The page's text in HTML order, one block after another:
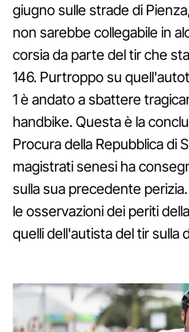
giugno sulle strade di
non sarebbe collegabile in
corsia da parte del tir che
146. Purtroppo su
1 è andato a sbattere
handbike. Questa è la
Procura della Repubblica di
magistrati senesi ha
sulla sua precedente
le osservazioni dei periti
quelli dell'autista del tir sulla